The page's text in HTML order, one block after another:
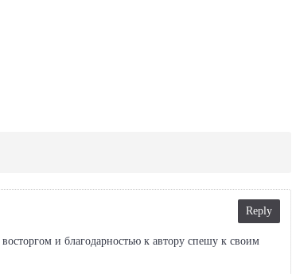
Reply
и благодарностью к автору спешу к своим